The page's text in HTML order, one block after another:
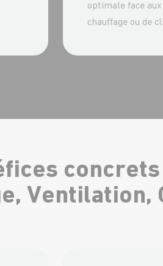
optimale face aux
chauffage ou de
Ventilation,